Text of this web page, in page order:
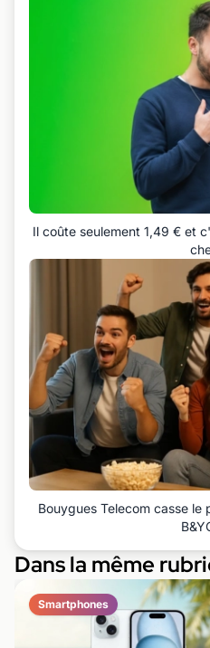
Il coûte seulement 1,49 € et
Bouygues Telecom casse
Dans la même
Smartphones